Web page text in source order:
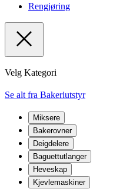
Rengjøring
Velg Kategori
Se alt fra Bakeriutstyr
Miksere
Bakerovner
Deigdelere
Baguettutlanger
Heveskap
Kjevlemaskiner